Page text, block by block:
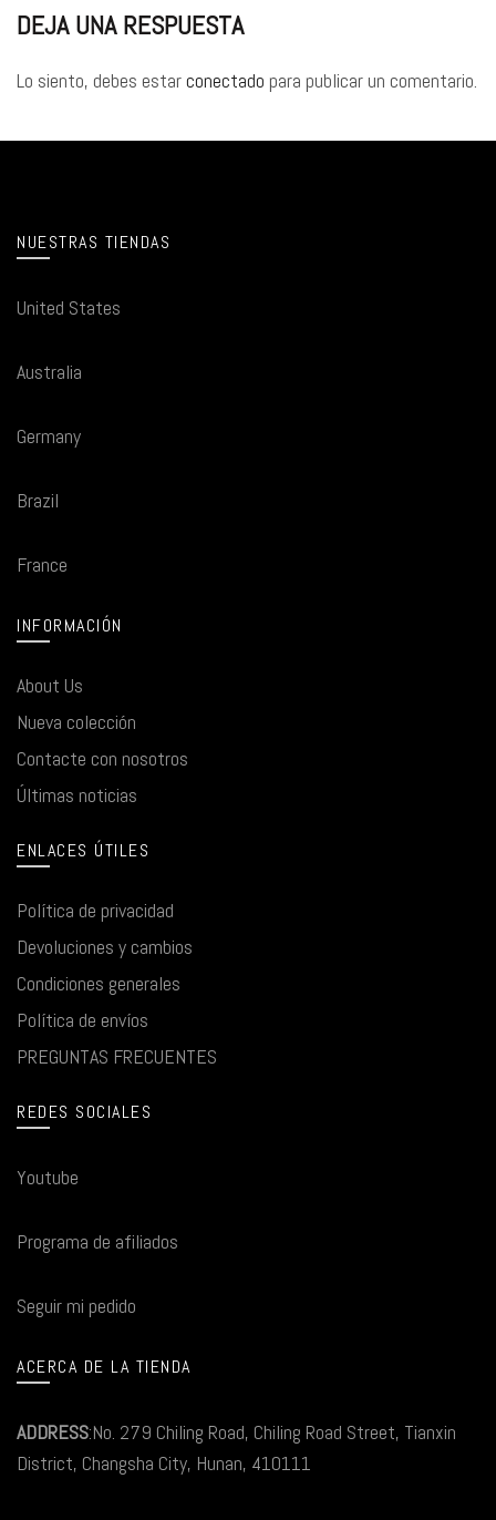
DEJA UNA RESPUESTA
Lo siento, debes estarconectado para publicar un comentario.
NUESTRAS TIENDAS
United States
Australia
Germany
Brazil
France
INFORMACIÓN
About Us
Nueva colección
Contacte con nosotros
Últimas noticias
ENLACES ÚTILES
Política de privacidad
Devoluciones y cambios
Condiciones generales
Política de envíos
PREGUNTAS FRECUENTES
REDES SOCIALES
Youtube
Programa de afiliados
Seguir mi pedido
ACERCA DE LA TIENDA
ADDRESS:No. 279 Chiling Road, Chiling Road Street, Tianxin
District, Changsha City, Hunan, 410111